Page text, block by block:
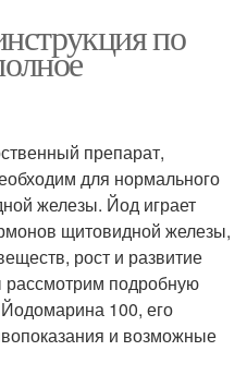
по
препарат,
для нормального
железы. Йод играет
щитовидной железы,
рост и развитие
рассмотрим подробную
100, его
и возможные